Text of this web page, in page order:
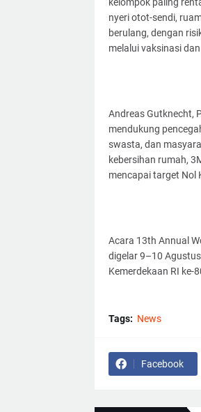
nyeri otot-sendi,
berulang, dengan
melalui vaksinasi
Andreas Gutknecht,
mendukung
swasta, dan
kebersihan rumah,
mencapai target Nol
Acara 13th Annual
digelar 9–10
Kemerdekaan RI ke-
Tags: News
Facebook